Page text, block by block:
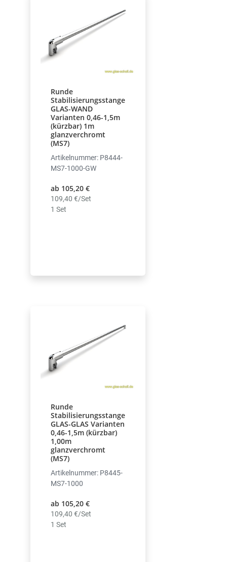
Runde
Stabilisierungsstange
GLAS-WAND
Varianten 0,46-1,5m
(kürzbar) 1m
glanzverchromt
(MS7)
Artikelnummer: P8444-
MS7-1000-GW
ab 105,20 €
109,40 €/Set
1 Set
Runde
Stabilisierungsstange
GLAS-GLAS Varianten
0,46-1,5m (kürzbar)
1,00m
glanzverchromt
(MS7)
Artikelnummer: P8445-
MS7-1000
ab 105,20 €
109,40 €/Set
1 Set